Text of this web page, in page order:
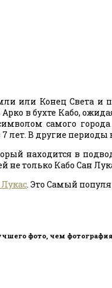
или Конец Света и
в бухте Кабо,
самого
лет. В другие периоды
находится в
только Кабо Сан
. Это Самый
фото, чем